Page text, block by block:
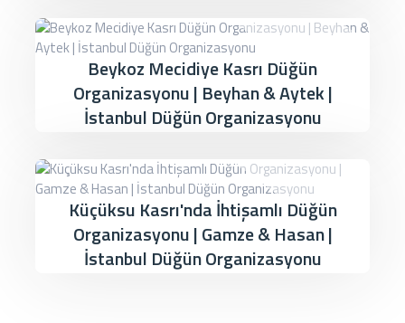
Beykoz Mecidiye Kasrı Düğün
Organizasyonu | Beyhan & Aytek |
İstanbul Düğün Organizasyonu
Küçüksu Kasrı'nda İhtişamlı Düğün
Organizasyonu | Gamze & Hasan |
İstanbul Düğün Organizasyonu